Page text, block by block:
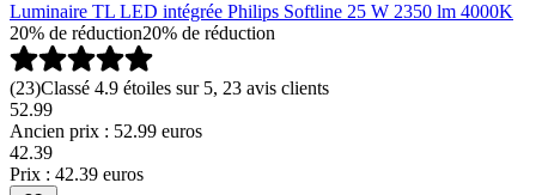
Luminaire TL LED intégrée Philips Softline 25 W 2350 lm 4000K
20% de réduction20% de réduction
(23)Classé 4.9 étoiles sur 5, 23 avis clients
52.99
Ancien prix : 52.99 euros
42.39
Prix : 42.39 euros